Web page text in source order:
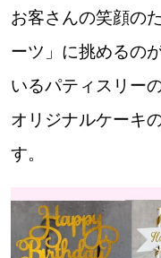
お客さんの笑顔の
ーツ」に挑めるの
いるパティスリー
オリジナルケーキ
す。